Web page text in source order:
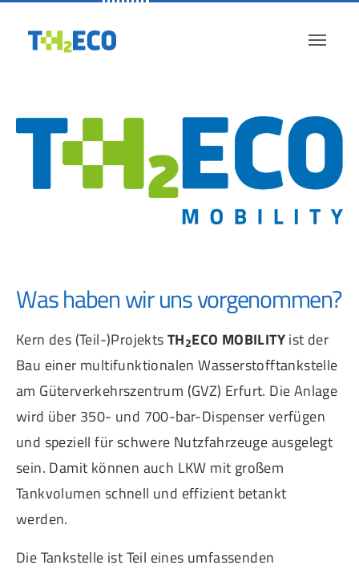
Was haben wir uns vorgenommen?
Kern des (Teil-)ProjektsTH2ECO MOBILITYist der
Bau einer multifunktionalen Wasserstofftankstelle
am Güterverkehrszentrum (GVZ) Erfurt. Die Anlage
wird über 350- und 700-bar-Dispenser verfügen
und speziell für schwere Nutzfahrzeuge ausgelegt
sein. Damit können auch LKW mit großem
Tankvolumen schnell und effizient betankt
werden.
Die Tankstelle ist Teil eines umfassenden